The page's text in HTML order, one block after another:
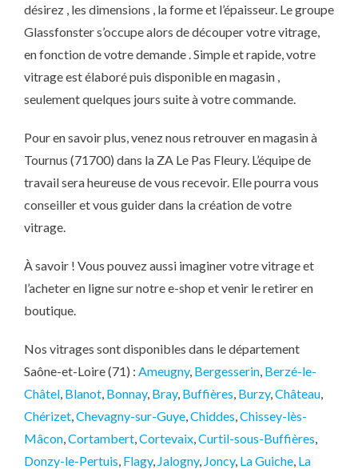
désirez , les dimensions , la forme et l’épaisseur. Le groupe
Glassfonster s’occupe alors de découper votre vitrage,
en fonction de votre demande . Simple et rapide, votre
vitrage est élaboré puis disponible en magasin ,
seulement quelques jours suite à votre commande.
Pour en savoir plus, venez nous retrouver en magasin à
Tournus (71700) dans la ZA Le Pas Fleury. L’équipe de
travail sera heureuse de vous recevoir. Elle pourra vous
conseiller et vous guider dans la création de votre
vitrage.
À savoir ! Vous pouvez aussi imaginer votre vitrage et
l’acheter en ligne sur notre e-shop et venir le retirer en
boutique.
Nos vitrages sont disponibles dans le département
Saône-et-Loire (71) : Ameugny, Bergesserin, Berzé-le-
Châtel, Blanot, Bonnay, Bray, Buffières Burzy, Château,
Chérizet, Chevagny-sur-Guye, Chiddes Chissey-lès-
Mâcon, Cortambert, Cortevaix, Curtil-sous-Buffières
Donzy-le-Pertuis Flagy, Jalogny, Joncy, La Guiche, La